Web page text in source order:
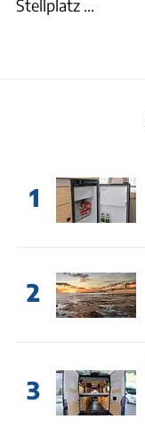
Stellplatz ...
1
2
3